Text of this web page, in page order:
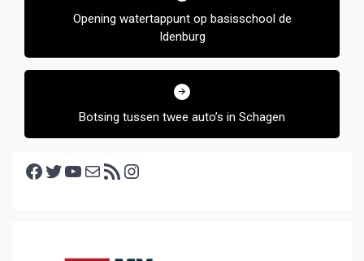
Opening watertappunt op basisschool de
Idenburg
Botsing tussen twee auto’s in Schagen
Facebook Twitter YouTube E-mail RSS feed